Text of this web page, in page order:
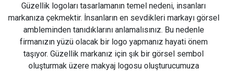
Güzellik logoları tasarlamanın temel nedeni, insanları
markanıza çekmektir. İnsanların en sevdikleri markayı görsel
ambleminden tanıdıklarını anlamalısınız. Bu nedenle
firmanızın yüzü olacak bir logo yapmanız hayati önem
taşıyor. Güzellik markanız için şık bir görsel sembol
oluşturmak üzere makyaj logosu oluşturucumuza